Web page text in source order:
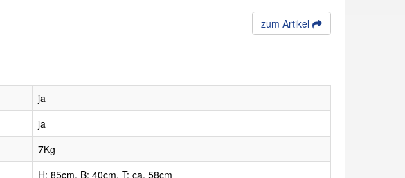
zum Artikel
ja
ja
7Kg
H: 85cm, B: 40cm, T: ca. 58cm